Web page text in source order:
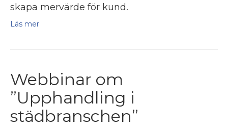
skapa mervärde för kund.
Läs mer
Webbinar om
”Upphandling i
städbranschen”